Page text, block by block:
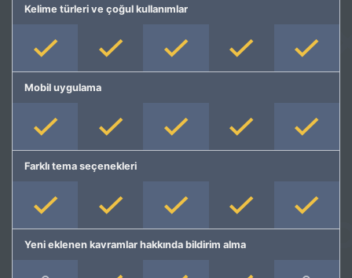
Kelime türleri ve çoğul kullanımlar
Mobil uygulama
Farklı tema seçenekleri
Yeni eklenen kavramlar hakkında bildirim alma